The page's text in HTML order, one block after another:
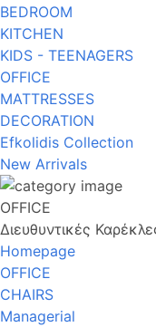
BEDROOM
KITCHEN
KIDS - TEENAGERS
OFFICE
MATTRESSES
DECORATION
Efkolidis Collection
New Arrivals
OFFICE
Διευθυντικές
Homepage
OFFICE
CHAIRS
Managerial